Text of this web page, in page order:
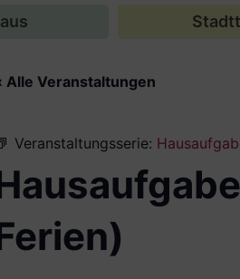
Alle Veranstaltungen
Veranstaltungsserie: